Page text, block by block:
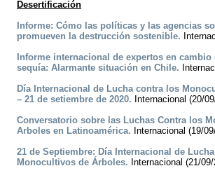
Desertificación
Informe: Cómo las políticas y las agencias
promueven la destrucción sostenible.
Informe internacional de expertos en
sequía: Alarmante situación en Chile.
Día Internacional de Lucha contra los
– 21 de setiembre de 2020. Internacional (20/
Conversatorio sobre las Luchas Contra los
Arboles en Latinoamérica. Internacional (19/
21 de Septiembre: Día Internacional de
Monocultivos de Árboles. Internacional (21/